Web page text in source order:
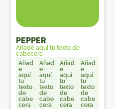
PEPPER
Añade aquí tu texto de
cabecera
Añad
e
aquí
tu
texto
de
cabe
cera
Añad
e
aquí
tu
texto
de
cabe
cera
Añad
e
aquí
tu
texto
de
cabe
cera
Añad
e
aquí
tu
texto
de
cabe
cera